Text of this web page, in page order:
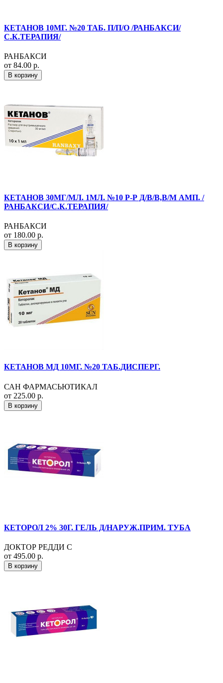
КЕТАНОВ 10МГ. №20 ТАБ. П/П/О /РАНБАКСИ/
С.К.ТЕРАПИЯ/
РАНБАКСИ
от 84.00 р.
В корзину
КЕТАНОВ 30МГ/МЛ. 1МЛ. №10 Р-Р Д/В/В,В/М АМП. /
РАНБАКСИ/С.К.ТЕРАПИЯ/
РАНБАКСИ
от 180.00 р.
В корзину
КЕТАНОВ МД 10МГ. №20 ТАБ.ДИСПЕРГ.
САН ФАРМАСЬЮТИКАЛ
от 225.00 р.
В корзину
КЕТОРОЛ 2% 30Г. ГЕЛЬ Д/НАРУЖ.ПРИМ. ТУБА
ДОКТОР РЕДДИ С
от 495.00 р.
В корзину